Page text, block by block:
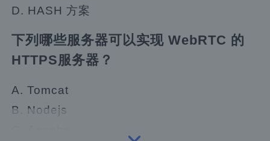
D. HASH 方案
下列哪些服务器可以实现 WebRTC 的
HTTPS服务器？
A. Tomcat
B. Nodejs